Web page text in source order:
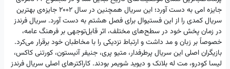
جایزه امی به دست آورد؛ این سریال همچنین در سال ۲۰۰۲ جایزه‌ی بهترین
سریال کمدی را از این فستیوال برای فصل هشتم به دست آورد. سریال فرندز
در زمان پخش خود در سطح‌های مختلف، اثر قابل‌توجهی بر فرهنگ عامه،
خصوصاً بر زبان و مد داشت و ارتباط نزدیکی را با مخاطبان خود برقرار می‌کرد.
بازیگران اصلی این سریال پرطرفدار، متیو پری، جنیفر آنیستون، کورتنی کاکس،
لیسا کودرو، مت له بلانک و دیوید شویمر بودند. کاراکترهای اصلی سریال فرندز